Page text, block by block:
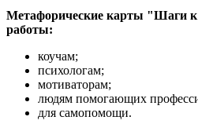
Метафорические карты "Шаги к
работы:
коучам;
психологам;
мотиваторам;
людям помогающих
для самопомощи.